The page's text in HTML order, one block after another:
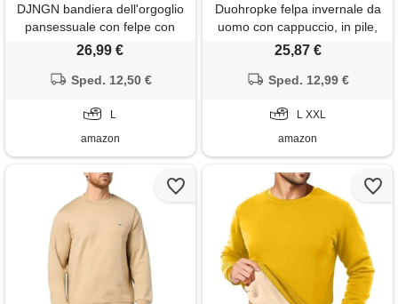
DJNGN bandiera dell'orgoglio
pansessuale con felpe con
cappuccio felpa casual slim fit
26,99 €
Sped. 12,50 €
L
amazon
Duohropke felpa invernale da
uomo con cappuccio, in pile,
con chiusura lampo, foderata
25,87 €
Sped. 12,99 €
L XXL
amazon